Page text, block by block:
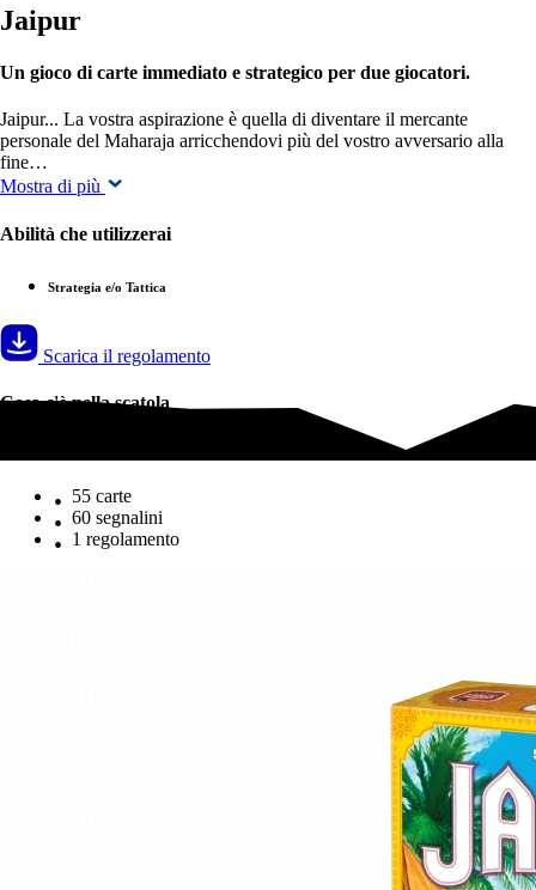
Jaipur
Un gioco di carte immediato e strategico per due giocatori.
Jaipur... La vostra aspirazione è quella di diventare il mercante
personale del Maharaja arricchendovi più del vostro avversario alla
fine…
Mostra di più
Abilità che utilizzerai
Strategia e/o Tattica
Scarica il regolamento
Cosa c'è nella scatola
55 carte
60 segnalini
1 regolamento